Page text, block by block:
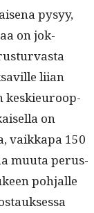
pysyy,
on jok­
liian
keskieu­roop­
on
vaikka­pa 150
muu­ta perus­
poh­jalle